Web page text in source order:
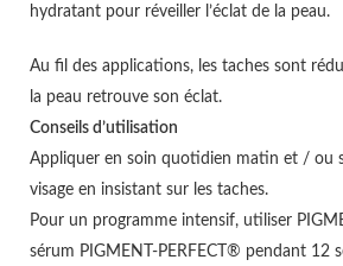
hydratant pour réveiller l’éclat de la peau.
Au fil des applications, les taches sont
la peau retrouve son éclat.
Conseils d’utilisation
Appliquer en soin quotidien matin et / ou
visage en insistant sur les taches.
Pour un programme intensif, utiliser
sérum PIGMENT-PERFECT® pendant 12